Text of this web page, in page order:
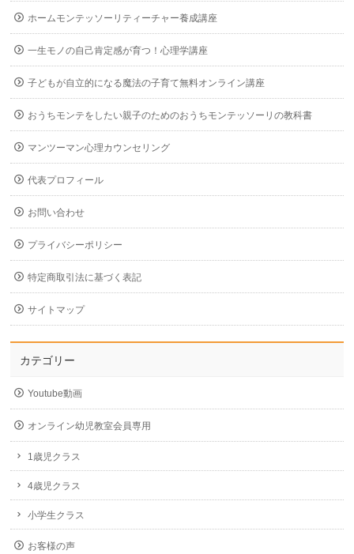
ホームモンテッソーリティーチャー養成講座
一生モノの自己肯定感が育つ！心理学講座
子どもが自立的になる魔法の子育て無料オンライン講座
おうちモンテをしたい親子のためのおうちモンテッソーリの教科書
マンツーマン心理カウンセリング
代表プロフィール
お問い合わせ
プライバシーポリシー
特定商取引法に基づく表記
サイトマップ
カテゴリー
Youtube動画
オンライン幼児教室会員専用
1歳児クラス
4歳児クラス
小学生クラス
お客様の声